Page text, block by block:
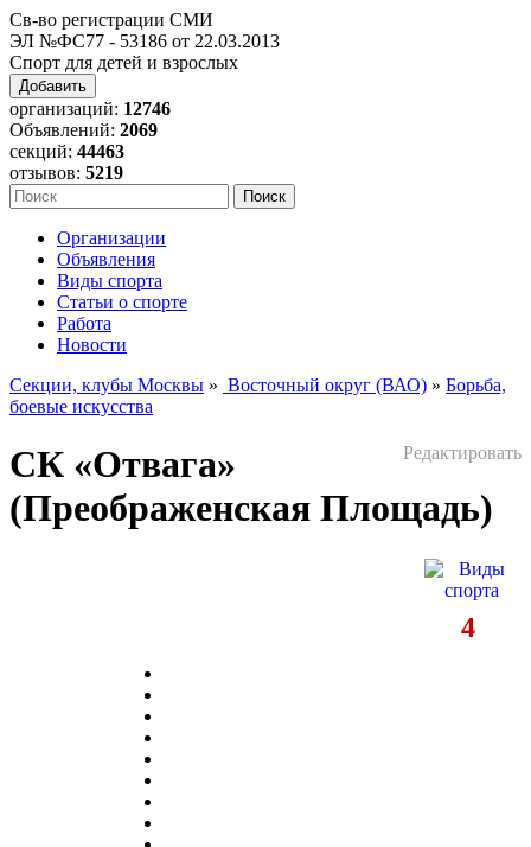
Св-во регистрации СМИ
ЭЛ №ФС77 - 53186 от 22.03.2013
Спорт для детей и взрослых
Добавить
организаций: 12746
Объявлений: 2069
секций: 44463
отзывов: 5219
Организации
Объявления
Виды спорта
Статьи о спорте
Работа
Новости
Секции, клубы Москвы » Восточный округ (ВАО) » Борьба,
боевые искусства
Редактировать
СК «Отвага»
(Преображенская Площадь)
4